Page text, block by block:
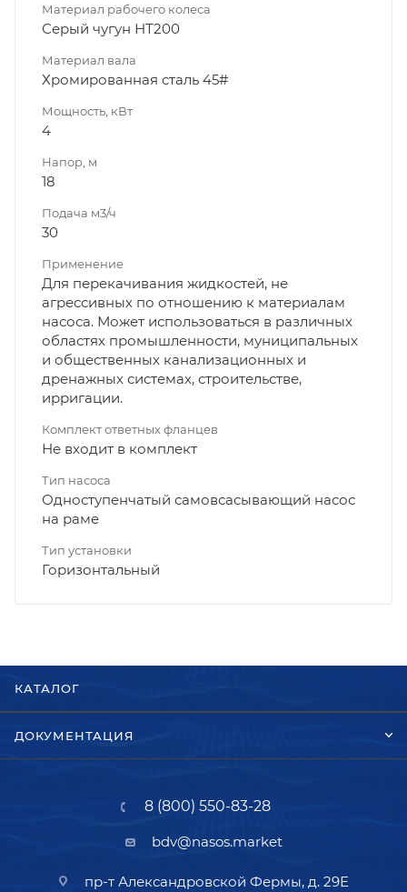
Материал рабочего колеса
Серый чугун НТ200
Материал вала
Хромированная сталь 45#
Мощность, кВт
4
Напор, м
18
Подача м3/ч
30
Применение
Для перекачивания жидкостей, не
агрессивных по отношению к материалам
насоса. Может использоваться в различных
областях промышленности, муниципальных
и общественных канализационных и
дренажных системах, строительстве,
ирригации.
Комплект ответных фланцев
Не входит в комплект
Тип насоса
Одноступенчатый самовсасывающий насос
на раме
Тип установки
Горизонтальный
КАТАЛОГ
ДОКУМЕНТАЦИЯ
8 (800) 550-83-28
bdv@nasos.market
пр-т Александровской Фермы, д. 29Е